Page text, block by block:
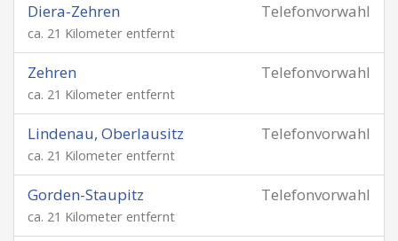
Telefonvorwahl
Diera-Zehren
ca. 21 Kilometer entfernt
Telefonvorwahl
Zehren
ca. 21 Kilometer entfernt
Telefonvorwahl
Lindenau, Oberlausitz
ca. 21 Kilometer entfernt
Telefonvorwahl
Gorden-Staupitz
ca. 21 Kilometer entfernt